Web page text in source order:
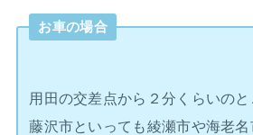
お車の場合
用田の交差点から２分くらいのと
藤沢市といっても綾瀬市や海老